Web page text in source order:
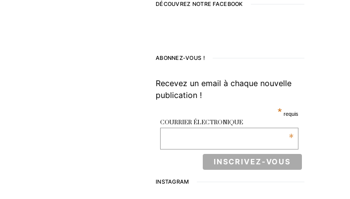
DÉCOUVREZ NOTRE FACEBOOK
ABONNEZ-VOUS !
Recevez un email à chaque nouvelle
publication !
* requis
COURRIER ÉLECTRONIQUE
*
INSTAGRAM